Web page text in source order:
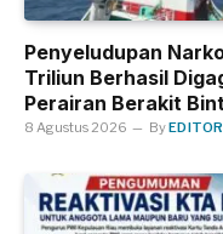
Penyeludupan
Triliun Berhasil
Perairan Berakit
8 Agustus 2026 By